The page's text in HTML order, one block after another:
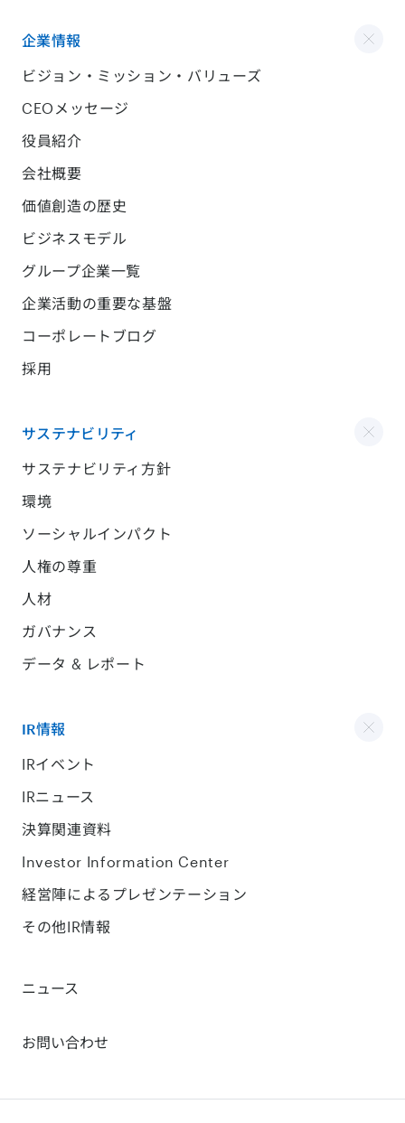
企業情報
ビジョン・ミッション・バリューズ
CEOメッセージ
役員紹介
会社概要
価値創造の歴史
ビジネスモデル
グループ企業一覧
企業活動の重要な基盤
コーポレートブログ
採用
サステナビリティ
サステナビリティ方針
環境
ソーシャルインパクト
人権の尊重
人材
ガバナンス
データ & レポート
IR情報
IRイベント
IRニュース
決算関連資料
Investor Information Center
経営陣によるプレゼンテーション
その他IR情報
ニュース
お問い合わせ